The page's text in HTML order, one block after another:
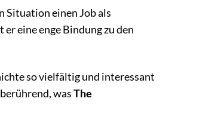
Situation einen Job als
eine enge Bindung zu den
so vielfältig und interessant
wasThe